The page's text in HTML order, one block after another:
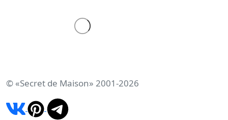
© «Secret de Maison» 2001-2026